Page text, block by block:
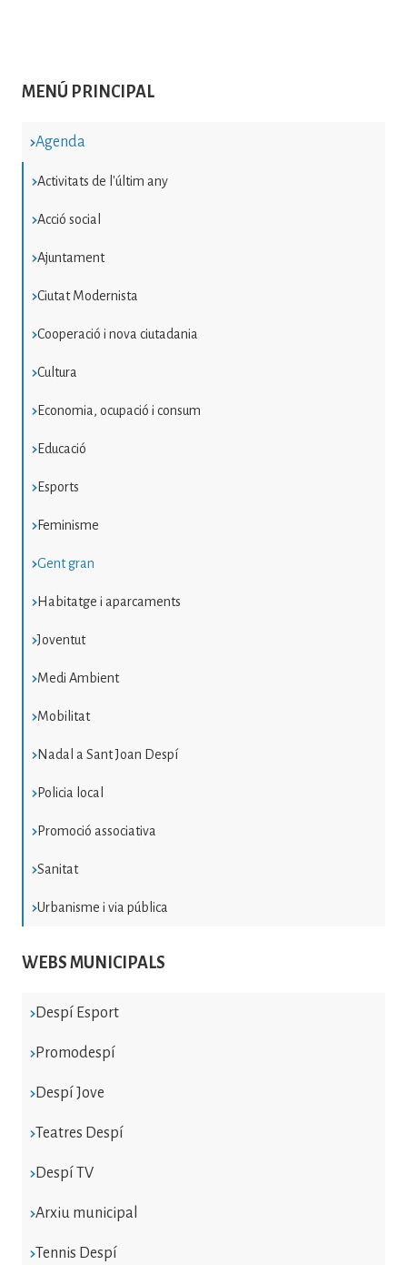
MENÚ PRINCIPAL
Agenda
Activitats de l'últim any
Acció social
Ajuntament
Ciutat Modernista
Cooperació i nova ciutadania
Cultura
Economia, ocupació i consum
Educació
Esports
Feminisme
Gent gran
Habitatge i aparcaments
Joventut
Medi Ambient
Mobilitat
Nadal a Sant Joan Despí
Policia local
Promoció associativa
Sanitat
Urbanisme i via pública
WEBS MUNICIPALS
Despí Esport
Promodespí
Despí Jove
Teatres Despí
Despí TV
Arxiu municipal
Tennis Despí